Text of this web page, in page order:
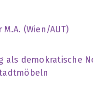
(Wien/AUT)
als demokratische